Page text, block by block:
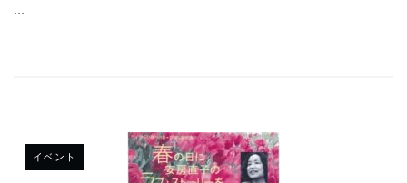
...
イベント